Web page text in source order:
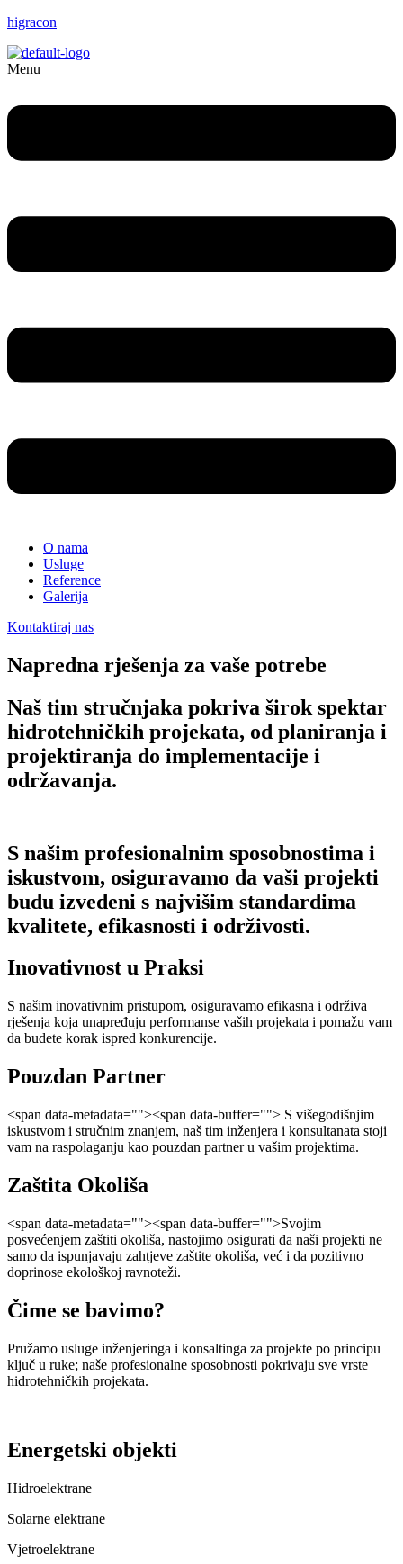
higracon
Menu
O nama
Usluge
Reference
Galerija
Kontaktiraj nas
Napredna rješenja za vaše potrebe
Naš tim stručnjaka pokriva širok spektar
hidrotehničkih projekata, od planiranja i
projektiranja do implementacije i
održavanja.
S našim profesionalnim sposobnostima i
iskustvom, osiguravamo da vaši projekti
budu izvedeni s najvišim standardima
kvalitete, efikasnosti i održivosti.
Inovativnost u Praksi
S našim inovativnim pristupom, osiguravamo efikasna i održiva
rješenja koja unapređuju performanse vaših projekata i pomažu vam
da budete korak ispred konkurencije.
Pouzdan Partner
<span data-metadata=""><span data-buffer=""> S višegodišnjim
iskustvom i stručnim znanjem, naš tim inženjera i konsultanata stoji
vam na raspolaganju kao pouzdan partner u vašim projektima.
Zaštita Okoliša
<span data-metadata=""><span data-buffer="">Svojim
posvećenjem zaštiti okoliša, nastojimo osigurati da naši projekti ne
samo da ispunjavaju zahtjeve zaštite okoliša, već i da pozitivno
doprinose ekološkoj ravnoteži.
Čime se bavimo?
Pružamo usluge inženjeringa i konsaltinga za projekte po principu
ključ u ruke; naše profesionalne sposobnosti pokrivaju sve vrste
hidrotehničkih projekata.
Energetski objekti
Hidroelektrane
Solarne elektrane
Vjetroelektrane